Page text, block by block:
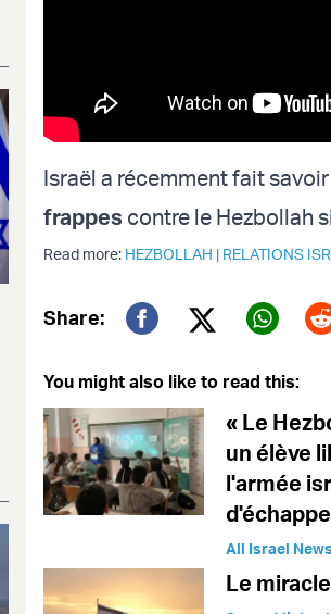
Israël a récemment fait
frappes contre le Hezbollah
Read more: HEZBOLLAH | RELATIONS
Share:
Twitter (X)
You might also like to read this:
« Le
un élève
l'armée
All Israel
Le